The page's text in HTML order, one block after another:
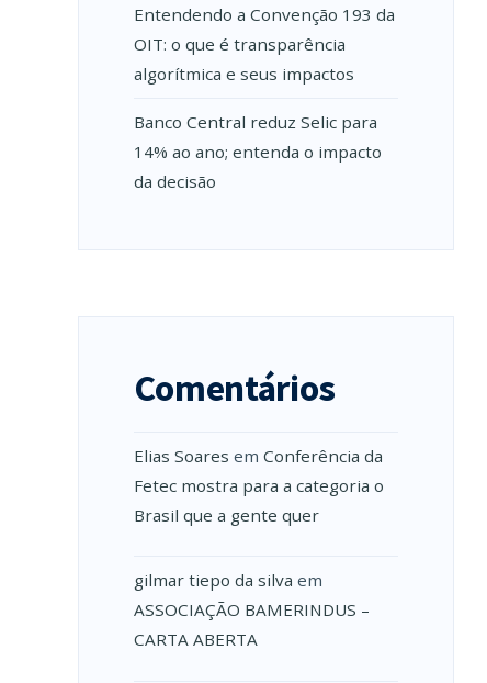
Entendendo a Convenção 193 da
OIT: o que é transparência
algorítmica e seus impactos
Banco Central reduz Selic para
14% ao ano; entenda o impacto
da decisão
Comentários
Elias Soares em Conferência da
Fetec mostra para a categoria o
Brasil que a gente quer
gilmar tiepo da silva em
ASSOCIAÇÃO BAMERINDUS –
CARTA ABERTA